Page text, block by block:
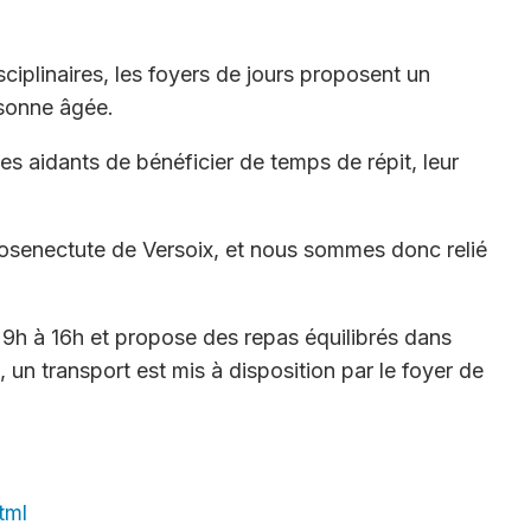
les foyers de jours proposent un
âgée.
aidants de bénéficier de temps de répit, leur
de Versoix, et nous sommes donc relié
à 16h et propose des repas équilibrés dans
transport est mis à disposition par le foyer de